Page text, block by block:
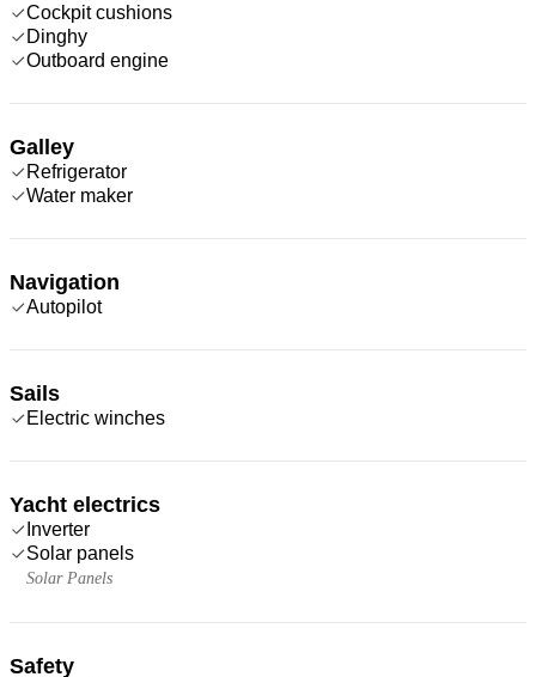
Cockpit cushions
Dinghy
Outboard engine
Galley
Refrigerator
Water maker
Navigation
Autopilot
Sails
Electric winches
Yacht electrics
Inverter
Solar panels
Solar Panels
Safety